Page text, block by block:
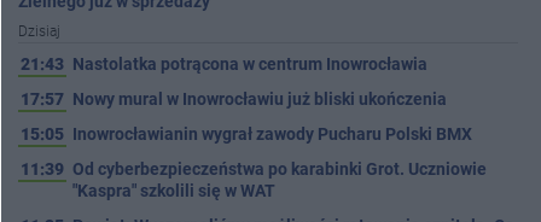
Dzisiaj
21:43 Nastolatka potrącona w centrum Inowrocławia
17:57 Nowy mural w Inowrocławiu już bliski ukończenia
15:05 Inowrocławianin wygrał zawody Pucharu Polski BMX
11:39 Od cyberbezpieczeństwa po karabinki Grot. Uczniowie
"Kaspra" szkolili się w WAT